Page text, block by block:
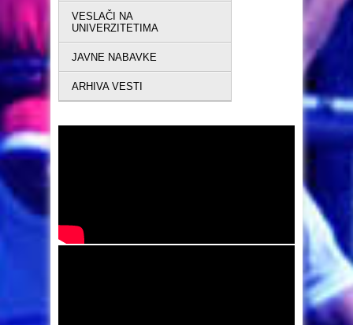
VESLAČI NA
UNIVERZITETIMA
JAVNE NABAVKE
ARHIVA VESTI